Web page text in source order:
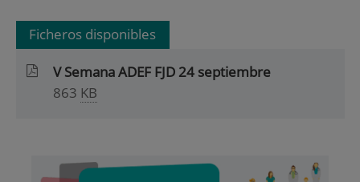
Ficheros disponibles
V Semana ADEF FJD 24 septiembre
863 KB